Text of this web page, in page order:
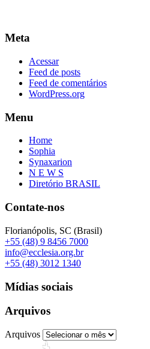
Meta
Acessar
Feed de posts
Feed de comentários
WordPress.org
Menu
Home
Sophia
Synaxarion
N E W S
Diretório BRASIL
Contate-nos
Florianópolis, SC (Brasil)
+55 (48) 9 8456 7000
info@ecclesia.org.br
+55 (48) 3012 1340
Mídias sociais
Arquivos
Arquivos